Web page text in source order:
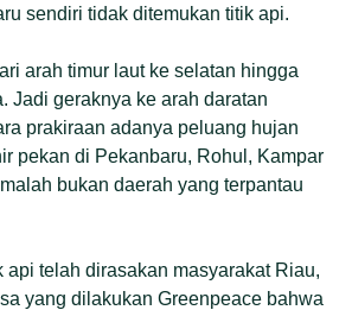
sendiri tidak ditemukan titik api.
arah timur laut ke selatan hingga
Jadi geraknya ke arah daratan
prakiraan adanya peluang hujan
pekan di Pekanbaru, Rohul, Kampar
bukan daerah yang terpantau
api telah dirasakan masyarakat Riau,
yang dilakukan Greenpeace bahwa